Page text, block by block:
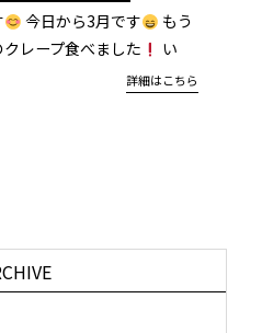
今日から3月です
もう
レープ食べました い
詳細はこちら